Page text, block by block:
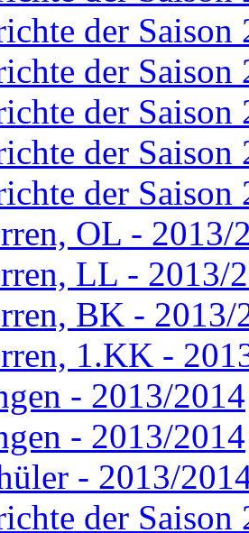
der Saison
der Saison
der Saison
der Saison
der Saison
OL - 2013/
LL - 2013/
BK - 2013/
1.KK -
- 2013/2014
- 2013/2014
- 2013/
der Saison